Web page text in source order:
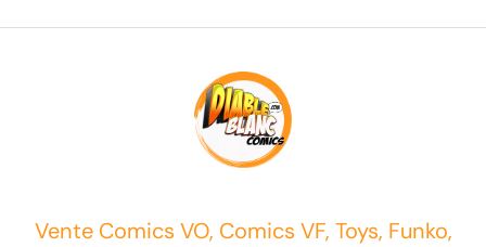
Vente Comics VO, Comics VF, Toys, Funko,